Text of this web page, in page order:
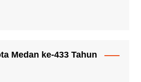
Medan ke-433 Tahun